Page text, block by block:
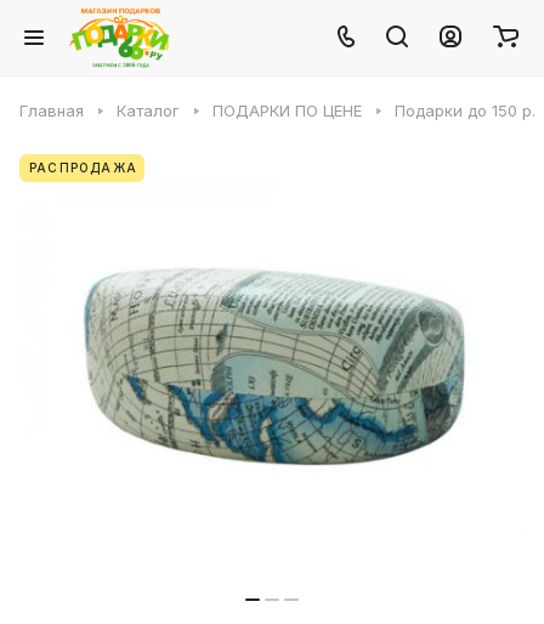
Главная Каталог ПОДАРКИ ПО ЦЕНЕ Подарки до 150 р.
РАСПРОДАЖА